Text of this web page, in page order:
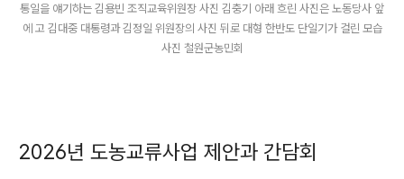
통일을 얘기하는 김용빈 조직교육위원장 사진 김충기 아래 흐린 사진은 노동당사 앞
에 고 김대중 대통령과 김정일 위원장의 사진 뒤로 대형 한반도 단일기가 걸린 모습
사진 철원군농민회
2026년 도농교류사업 제안과 간담회